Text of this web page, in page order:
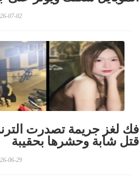
07-02
فك لغز جريمة تصدرت
قتل شابة وحشرها بحقيبة
06-29